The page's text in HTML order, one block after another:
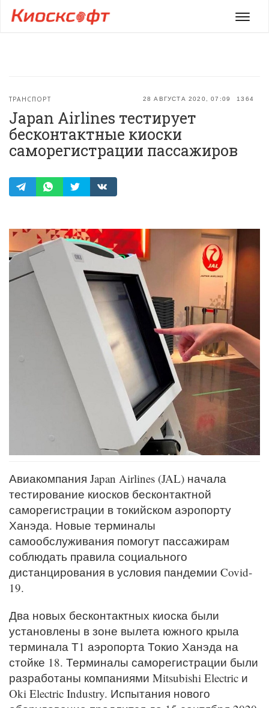
Меню
28 АВГУСТА 2020, 07:09 1364
ТРАНСПОРТ
Japan Airlines тестирует
бесконтактные киоски
саморегистрации пассажиров
Авиакомпания Japan Airlines (JAL) начала
тестирование киосков бесконтактной
саморегистрации в токийском аэропорту
Ханэда. Новые терминалы
самообслуживания помогут пассажирам
соблюдать правила социального
дистанцирования в условия пандемии Covid-
19.
Два новых бесконтактных киоска были
установлены в зоне вылета южного крыла
терминала Т1 аэропорта Токио Ханэда на
стойке 18. Терминалы саморегистрации были
разработаны компаниями Mitsubishi Electric и
Oki Electric Industry. Испытания нового